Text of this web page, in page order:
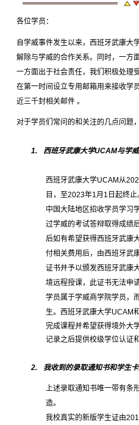
各位学员：
自学威事件发生以来，西班牙武康大
解除与学威的合作关系。同时，一方
一方面出于社会责任，我们积极处理
在第一时间设立专用邮箱用来接收学
近三千封相关邮件 。
对于学员们常问的和关注的几点问题
1. 西班牙武康大学UCAM与学
西班牙武康大学UCAM从
目，至2023年1月 1 日起终
中国大陆地区招收学员学习
过学威的考试答辩取得成绩
后如有希望获得西班牙武康
付相关费用后，由西班牙武
证书并予以颁发西班牙武康
境远程授课，此证书无法申
学员属于学威商学院学员，
生。 西班牙武康大学UCAM
完成课程并希望获得境外大
记录之后提供校级学位认证
2. 我收到的录取通知书和学生卡
上述录取通知书唯一带有条
造。
我校真实的新版学生证由